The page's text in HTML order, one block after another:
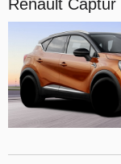
Renault Captur